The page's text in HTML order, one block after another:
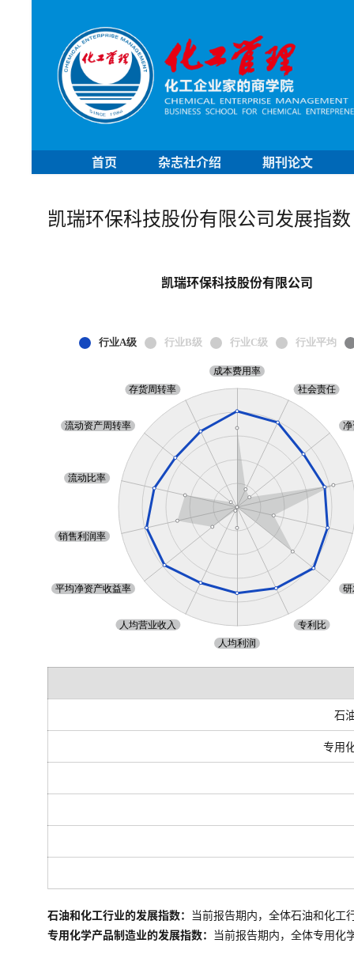
首页 杂志社介绍 期刊论文
凯瑞环保科技股份有限公司发展指数
凯瑞环保科技股份有限公司
石
专用
石油和化工行业的发展指数： 当前报告期内，全体石油和化工
专用化学产品制造业的发展指数： 当前报告期内，全体专用化